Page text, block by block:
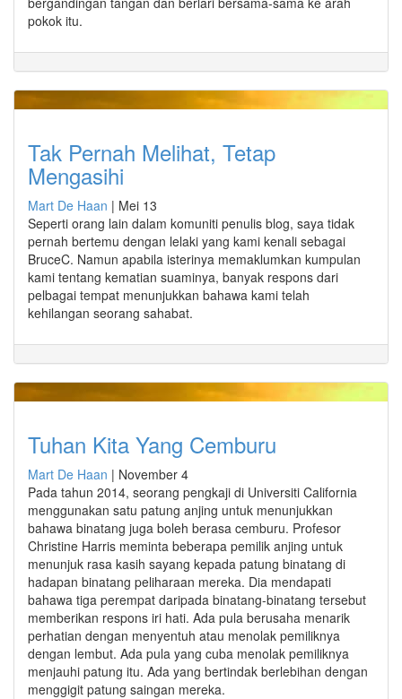
pokok itu.
Tak Pernah Melihat, Tetap
Mengasihi
Mart De Haan | Mei 13
Seperti orang lain dalam komuniti penulis blog, saya tidak
pernah bertemu dengan lelaki yang kami kenali sebagai
BruceC. Namun apabila isterinya memaklumkan kumpulan
kami tentang kematian suaminya, banyak respons dari
pelbagai tempat menunjukkan bahawa kami telah
kehilangan seorang sahabat.
Tuhan Kita Yang Cemburu
Mart De Haan | November 4
Pada tahun 2014, seorang pengkaji di Universiti California
menggunakan satu patung anjing untuk menunjukkan
bahawa binatang juga boleh berasa cemburu. Profesor
Christine Harris meminta beberapa pemilik anjing untuk
menunjuk rasa kasih sayang kepada patung binatang di
hadapan binatang peliharaan mereka. Dia mendapati
bahawa tiga perempat daripada binatang-binatang tersebut
memberikan respons iri hati. Ada pula berusaha menarik
perhatian dengan menyentuh atau menolak pemiliknya
dengan lembut. Ada pula yang cuba menolak pemiliknya
menjauhi patung itu. Ada yang bertindak berlebihan dengan
menggigit patung saingan mereka.